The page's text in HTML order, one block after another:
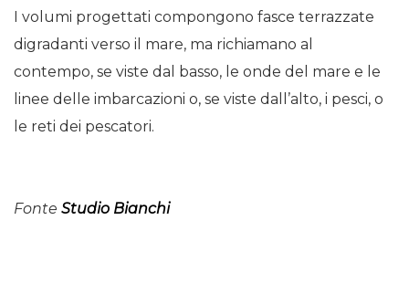
I volumi progettati compongono fasce terrazzate
digradanti verso il mare, ma richiamano al
contempo, se viste dal basso, le onde del mare e le
linee delle imbarcazioni o, se viste dall’alto, i pesci, o
le reti dei pescatori.
Fonte Studio Bianchi